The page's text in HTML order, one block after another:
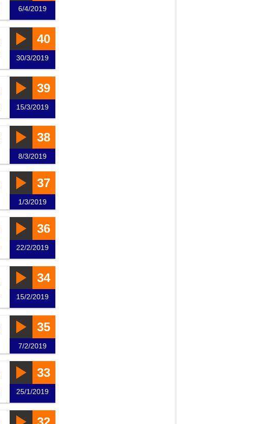
6/4/2019
40
30/3/2019
39
15/3/2019
38
8/3/2019
37
1/3/2019
36
22/2/2019
34
15/2/2019
35
7/2/2019
33
25/1/2019